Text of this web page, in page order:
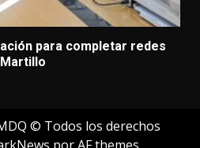
para completar redes
© Todos los derechos
por AF themes.